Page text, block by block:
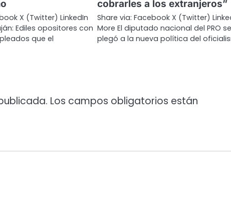
X (Twitter) LinkedIn
Ediles opositores con
que el
cobrarles a los extranjeros”
Share via: Facebook X (Twitter)
More El diputado nacional del PRO se
plegó a la nueva política del
Los campos obligatorios están